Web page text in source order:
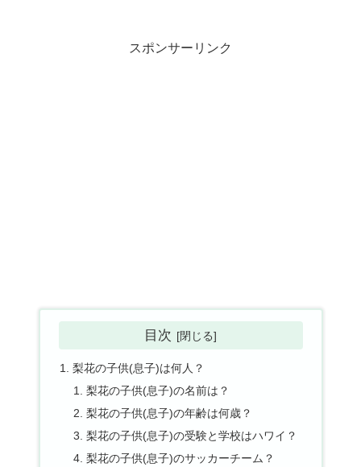
スポンサーリンク
目次
梨花の子供(息子)は何人？
梨花の子供(息子)の名前は？
梨花の子供(息子)の年齢は何歳？
梨花の子供(息子)の受験と学校はハワイ？
梨花の子供(息子)のサッカーチーム？